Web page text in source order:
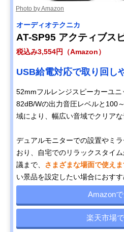
Photo by Amazon
オーディオテクニカ
AT-SP95 アクティブス
税込み3,554円（Amazon）
USB給電対応で取り回し
52mmフルレンジスピーカーユニ
82dB/Wの出力音圧レベルと100
域により、幅広い音域でクリアな
デュアルモニターでの設置やミ
おり、自宅でのリラックスタイ
議まで、 さまざまな場面で使え
い景品を設定したい場合におすす
Amazon
楽天市場